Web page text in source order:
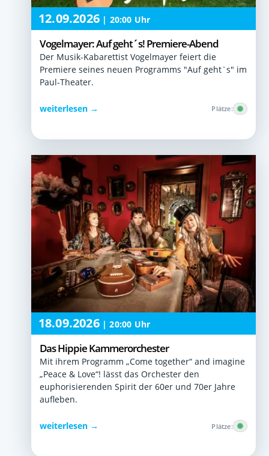
12.09.2026| 20:00 Uhr
Vogelmayer: Auf geht´s! Premiere-Abend
Der Musik-Kabarettist Vogelmayer feiert die
Premiere seines neuen Programms "Auf geht`s" im
Paul-Theater.
weiterlesen → Plätze:
18.09.2026|20:00 Uhr
Das Hippie Kammerorchester
Mit ihrem Programm „Come together“ and imagine
„Peace & Love“! lässt das Orchester den
euphorisierenden Spirit der 60er und 70er Jahre
aufleben.
weiterlesen → Plätze: